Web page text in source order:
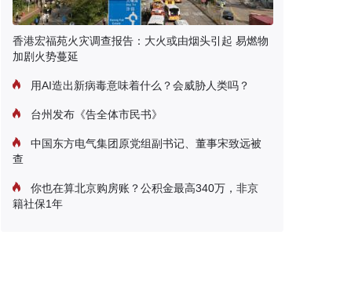
香港宏福苑火灾调查报告：大火或由烟头引起 易燃物
加剧火势蔓延
用AI造出新病毒意味着什么？会威胁人类吗？
台州发布《告全体市民书》
中国东方电气集团原党组副书记、董事宋致远被
查
你也在算北京购房账？公积金最高340万，非京
籍社保1年